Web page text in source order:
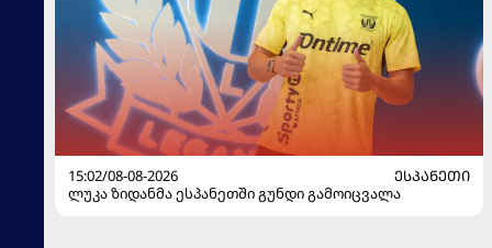
15:02/08-08-2026
ᲔᲡᲞᲐᲜᲔᲗᲘ
ლუკა ზიდანმა ესპანეთში გუნდი გამოიცვალა